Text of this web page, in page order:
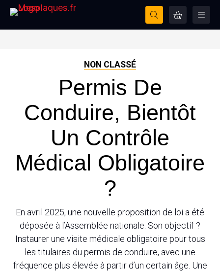
NON CLASSÉ
Permis De
Conduire, Bientôt
Un Contrôle
Médical Obligatoire
?
En avril 2025, une nouvelle proposition de loi a été
déposée à l’Assemblée nationale. Son objectif ?
Instaurer une visite médicale obligatoire pour tous
les titulaires du permis de conduire, avec une
fréquence plus élevée à partir d’un certain âge. Une